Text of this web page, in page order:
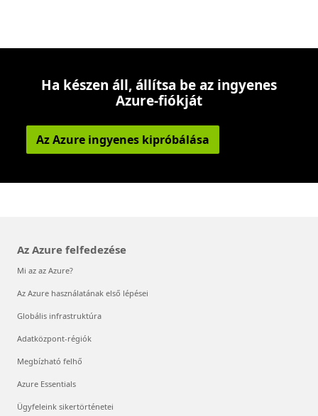
Ha készen áll, állítsa be az ingyenes
Azure-fiókját
Az Azure ingyenes kipróbálása
Az Azure felfedezése
Mi az az Azure?
Az Azure használatának első lépései
Globális infrastruktúra
Adatközpont-régiók
Megbízható felhő
Azure Essentials
Ügyfeleink sikertörténetei